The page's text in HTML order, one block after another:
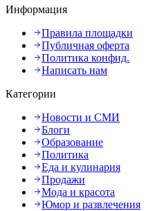
Информация
Правила площадки
Публичная оферта
Политика конфид.
Написать нам
Категории
Новости и СМИ
Блоги
Образование
Политика
Еда и кулинария
Продажи
Мода и красота
Юмор и развлечения